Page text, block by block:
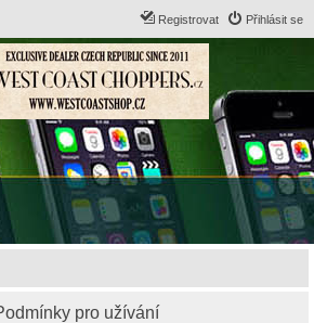
Přihlásit se
Registrovat
pro užívání